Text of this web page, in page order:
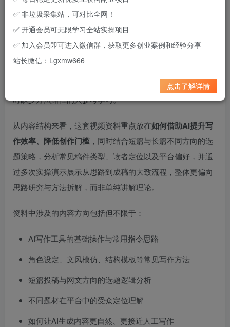
经验整理与过程演示，适合想通过写作尝试副业变现，但暂
时缺少方法路径的人参考学习。
从内容结构来看，这套视频资料重点放在如何借助AI提升写
作效率、降低创作门槛 ，同时结合短篇与长篇不同方向的选
题策略，分析常见稿件类型、读者定位以及平台偏好，并通
过多次实操演示展示从思路到成稿的大致流程，整体更偏向
思路研究与方法拆解，而非单纯讲解理论。
资料中涉及的内容方向包括但不限于：
AI写作工具的基础操作与常用指令思路
角色设定、文风模仿、结构模板等常见写作方法
短篇投稿与网文方向的选题逻辑分析
不同题材在平台中的受众定位理解
如何让AI生成内容更自然、更接近人工写作
✅ 非垃圾采集站，可对比全网！
✅ 开通会员可无限学习全站实操项目
✅ 加入会员即可进入微信群，获取更多创业案例和经验分享
站长微信：Lgxmw666
点击了解详情